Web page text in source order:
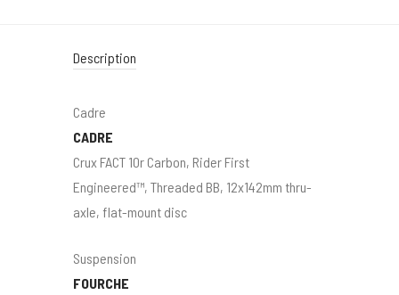
Description
Cadre
CADRE
Crux FACT 10r Carbon, Rider First
Engineered™, Threaded BB, 12x142mm thru-
axle, flat-mount disc
Suspension
FOURCHE